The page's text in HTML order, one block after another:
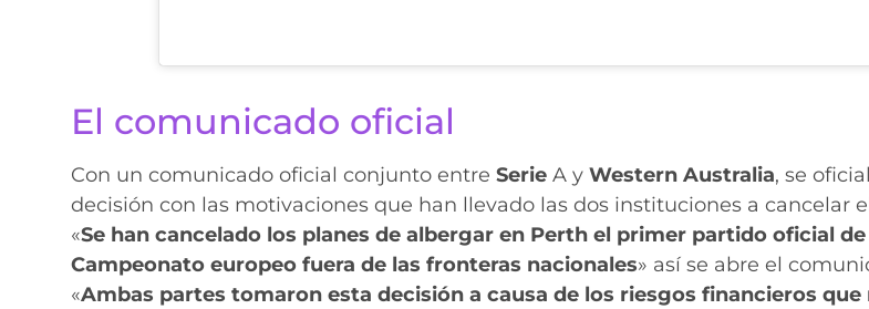
El comunicado oficial
Con un comunicado oficial conjunto entre SerieA y Western Australia, se
decisión con las motivaciones que han llevado las dos instituciones a cancelar
«Se han cancelado los planes de albergar en Perth el primer partido oficial
Campeonato europeo fuera de las fronteras nacionales» así se abre el
«Ambas partes tomaron esta decisión a causa de los riesgos financieros que